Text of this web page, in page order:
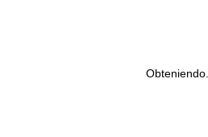
Obteniendo...